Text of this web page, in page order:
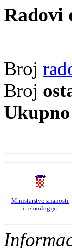
Radovi
Broj
Broj
Ukupno
Ministarstvo znanosti
i tehnologije